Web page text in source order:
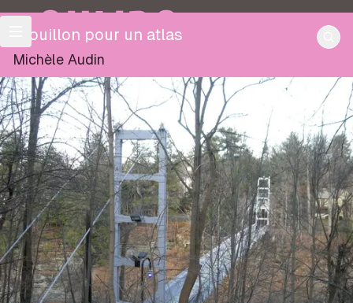
OULIPO
Brouillon pour un atlas
Michèle Audin